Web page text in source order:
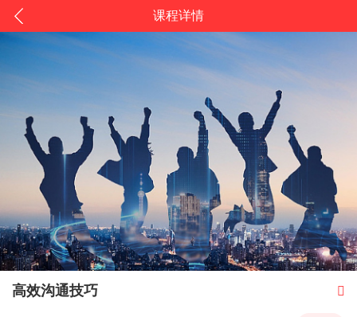
课程详情
高效沟通技巧 